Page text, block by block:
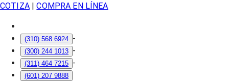
COTIZA| COMPRA EN LÍNEA
(310) 568 6924 -
(300) 244 1013 -
(311) 464 7215 -
(601) 207 9888